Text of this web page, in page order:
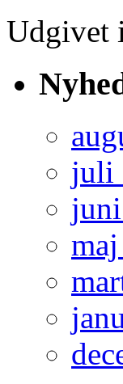
Udgivet
juli